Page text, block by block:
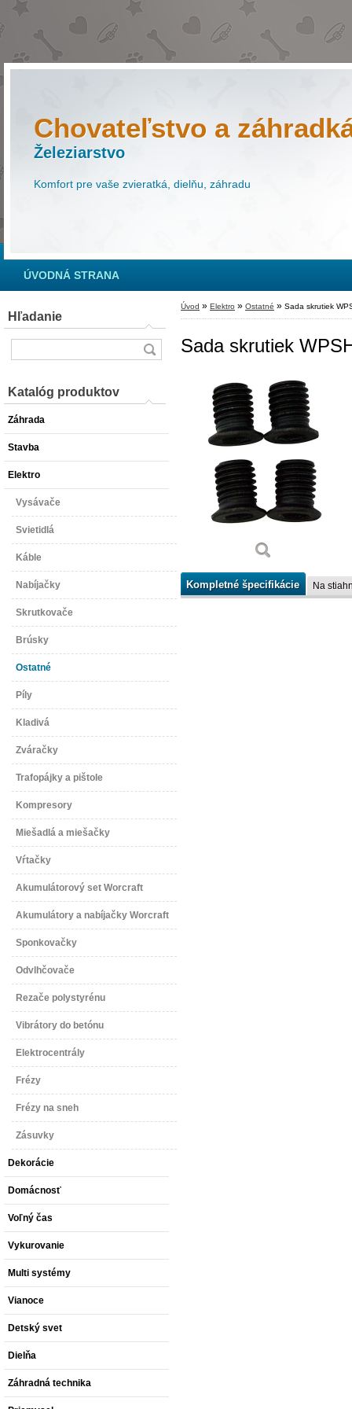
Chovateľstvo a
Železiarstvo
Komfort pre vaše zvieratká, dielňu, záhradu
ÚVODNÁ STRANA
Hľadanie
Katalóg produktov
Záhrada
Stavba
Elektro
Vysávače
Svietidlá
Káble
Nabíjačky
Skrutkovače
Brúsky
Ostatné
Píly
Kladivá
Zváračky
Trafopájky a pištole
Kompresory
Miešadlá a miešačky
Vŕtačky
Akumulátorový set Worcraft
Akumulátory a nabíjačky Worcraft
Sponkovačky
Odvlhčovače
Rezače polystyrénu
Vibrátory do betónu
Elektrocentrály
Frézy
Frézy na sneh
Zásuvky
Dekorácie
Domácnosť
Voľný čas
Vykurovanie
Multi systémy
Vianoce
Detský svet
Dielňa
Záhradná technika
Úvod » Elektro » Ostatné » Sada skrutiek
Sada skrutiek
Kompletné špecifikácie Na